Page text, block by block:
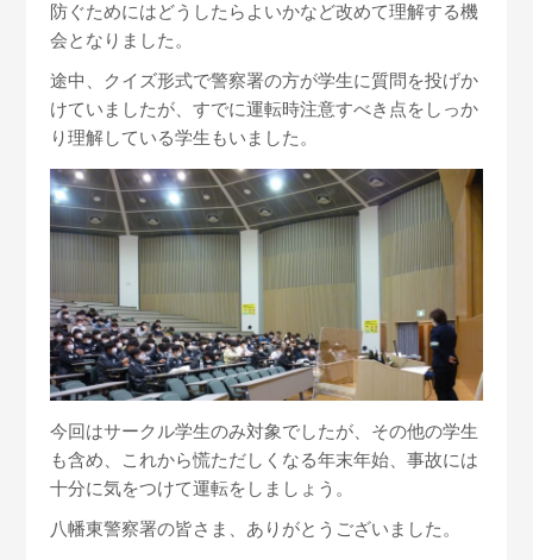
防ぐためにはどうしたらよいかなど改めて理解する機
会となりました。
途中、クイズ形式で警察署の方が学生に質問を投げか
けていましたが、すでに運転時注意すべき点をしっか
り理解している学生もいました。
今回はサークル学生のみ対象でしたが、その他の学生
も含め、これから慌ただしくなる年末年始、事故には
十分に気をつけて運転をしましょう。
八幡東警察署の皆さま、ありがとうございました。